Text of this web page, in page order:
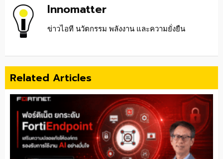
Innomatter
ข่าวไอที นวัตกรรม พลังงาน และความยั่งยืน
Related Articles